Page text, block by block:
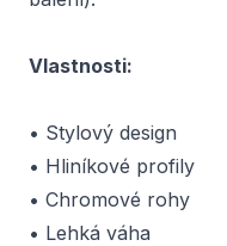
Vlastnosti:
• Stylový design
• Hliníkové profily
• Chromové rohy
• Lehká váha